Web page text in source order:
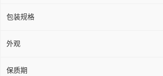
包装规格
外观
保质期